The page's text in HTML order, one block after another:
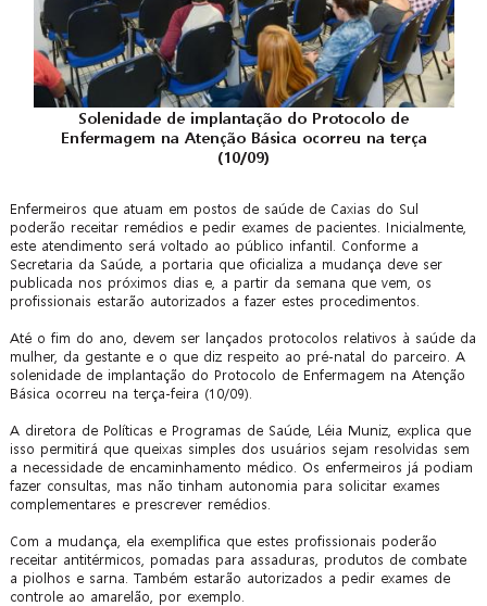
Solenidade de implantação do Protocolo de
Enfermagem na Atenção Básica ocorreu na terça
(10/09)
Enfermeiros que atuam em postos de saúde de Caxias do Sul
poderão receitar remédios e pedir exames de pacientes. Inicialmente,
este atendimento será voltado ao público infantil. Conforme a
Secretaria da Saúde, a portaria que oficializa a mudança deve ser
publicada nos próximos dias e, a partir da semana que vem, os
profissionais estarão autorizados a fazer estes procedimentos.
Até o fim do ano, devem ser lançados protocolos relativos à saúde da
mulher, da gestante e o que diz respeito ao pré-natal do parceiro. A
solenidade de implantação do Protocolo de Enfermagem na Atenção
Básica ocorreu na terça-feira (10/09).
A diretora de Políticas e Programas de Saúde, Léia Muniz, explica que
isso permitirá que queixas simples dos usuários sejam resolvidas sem
a necessidade de encaminhamento médico. Os enfermeiros já podiam
fazer consultas, mas não tinham autonomia para solicitar exames
complementares e prescrever remédios.
Com a mudança, ela exemplifica que estes profissionais poderão
receitar antitérmicos, pomadas para assaduras, produtos de combate
a piolhos e sarna. Também estarão autorizados a pedir exames de
controle ao amarelão, por exemplo.